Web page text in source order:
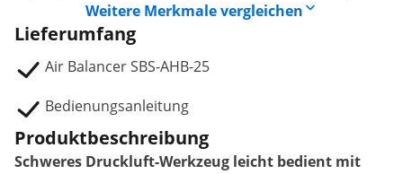
Weitere Merkmale vergleichen
Lieferumfang
Air Balancer SBS-AHB-25
Bedienungsanleitung
Produktbeschreibung
Schweres Druckluft-Werkzeug leicht bedient mit